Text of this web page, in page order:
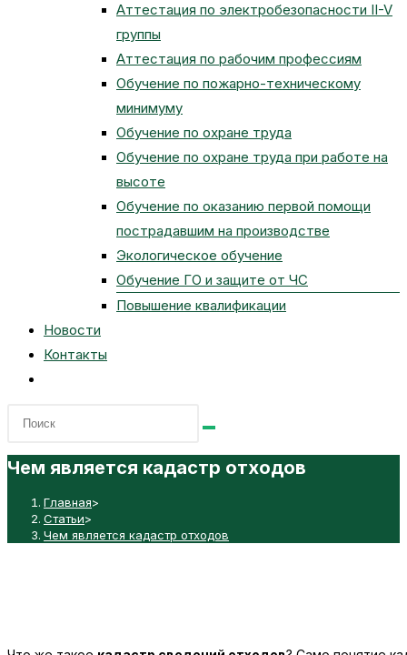
Аттестация по электробезопасности II-V
группы
Аттестация по рабочим профессиям
Обучение по пожарно-техническому
минимуму
Обучение по охране труда
Обучение по охране труда при работе на
высоте
Обучение по оказанию первой помощи
пострадавшим на производстве
Экологическое обучение
Обучение ГО и защите от ЧС
Повышение квалификации
Новости
Контакты
по
веб-
сайту
Чем является кадастр отходов
Главная>
Статьи>
Чем является кадастр отходов